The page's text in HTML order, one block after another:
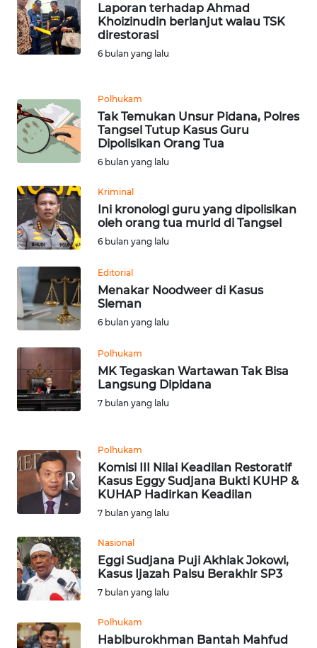
Laporan terhadap Ahmad
Khoizinudin berlanjut walau TSK
direstorasi
6 bulan yang lalu
Polhukam
Tak Temukan Unsur Pidana, Polres
Tangsel Tutup Kasus Guru
Dipolisikan Orang Tua
6 bulan yang lalu
Kriminal
Ini kronologi guru yang dipolisikan
oleh orang tua murid di Tangsel
6 bulan yang lalu
Editorial
Menakar Noodweer di Kasus
Sleman
6 bulan yang lalu
Polhukam
MK Tegaskan Wartawan Tak Bisa
Langsung Dipidana
7 bulan yang lalu
Polhukam
Komisi III Nilai Keadilan Restoratif
Kasus Eggy Sudjana Bukti KUHP &
KUHAP Hadirkan Keadilan
7 bulan yang lalu
Nasional
Eggi Sudjana Puji Akhlak Jokowi,
Kasus Ijazah Palsu Berakhir SP3
7 bulan yang lalu
Polhukam
Habiburokhman Bantah Mahfud
REDAKSI
KARIR
Wahana
News
Regional
WN
SUMUT
WN
JAKARTA
WN
JABAR
BANTEN
WN
NTT
KEPRI
WN
PAPUA
WN
PAPUA
BARAT
RIAU